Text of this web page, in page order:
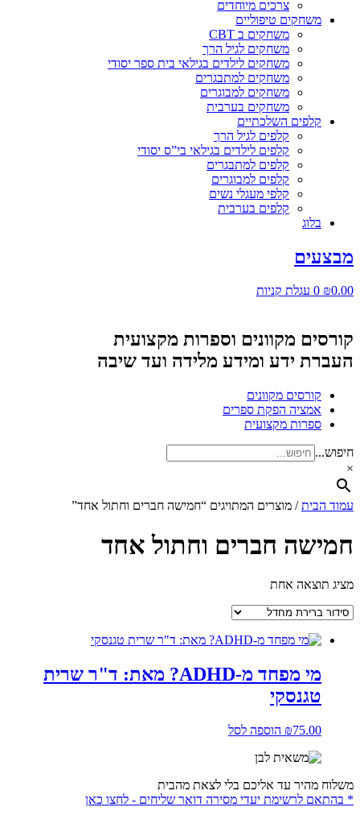
צרכים מיוחדים
משחקים טיפוליים
משחקים ב CBT
משחקים לגיל הרך
משחקים לילדים בגילאי בית ספר יסודי
משחקים למתבגרים
משחקים למבוגרים
משחקים בערבית
קלפים השלכתיים
קלפים לגיל הרך
קלפים לילדים בגילאי בי”ס יסודי
קלפים למתבגרים
קלפים למבוגרים
קלפי מעגלי נשים
קלפים בערבית
בלוג
מבצעים
₪0.00
0 עגלת קניות
קורסים מקוונים וספרות מקצועית
העברת ידע ומידע מלידה ועד שיבה
קורסים מקוונים
אמציה הפקת ספרים
ספרות מקצועית
חיפוש...
×
עמוד הבית/ מוצרים המתויגים “חמישה חברים וחתול אחד”
חמישה חברים וחתול אחד
מציג תוצאה אחת
מי מפחד מ-ADHD? מאת: ד"ר שרית
טגנסקי
₪75.00 הוספה לסל
משלוח מהיר עד אליכם בלי לצאת מהבית
* בהתאם לרשימת יעדי מסירה דואר שליחים - לחצו כאן